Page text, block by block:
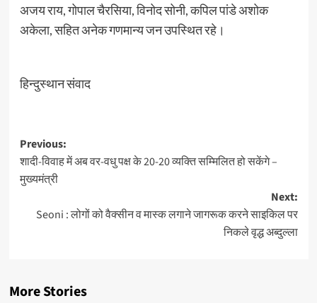
अजय राय, गोपाल चैरसिया, विनोद सोनी, कपिल पांडे अशोक
अकेला, सहित अनेक गणमान्य जन उपस्थित रहे।
हिन्दुस्थान संवाद
Post
navigation
Previous:
शादी-विवाह में अब वर-वधु पक्ष के 20-20 व्यक्ति सम्मिलित हो सकेंगे –
मुख्यमंत्री
Next:
Seoni : लोगों को वैक्सीन व मास्क लगाने जागरूक करने साइकिल पर
निकले वृद्ध अब्दुल्ला
More Stories